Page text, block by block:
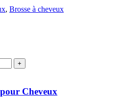
, Brosse à cheveux
د.م.2,160.00
Cheveux